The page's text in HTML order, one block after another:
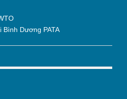
Bình Dương PATA